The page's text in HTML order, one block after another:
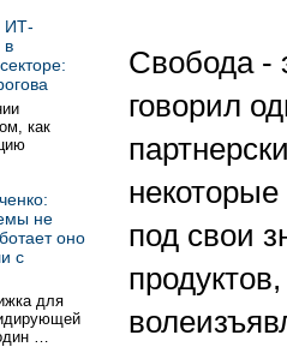
ИТ-
в
как
не
оно
с
для
…
Свобода -
говорил
под свои